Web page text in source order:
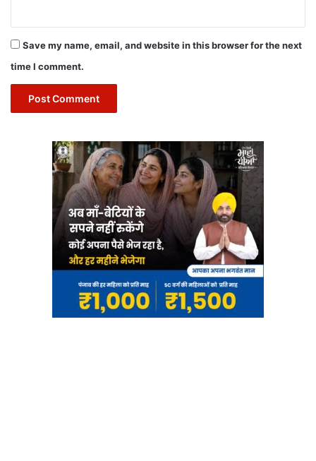
Save my name, email, and website in this browser for the next
time I comment.